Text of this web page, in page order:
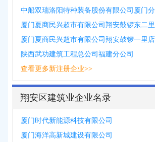
中船双瑞洛阳特种装备股份有限公司厦门分
厦门夏商民兴超市有限公司翔安鼓锣东二
厦门夏商民兴超市有限公司翔安鼓锣一里店
陕西武功建筑工程总公司福建分公司
查看更多新注册企业>>
翔安区建筑业企业名录
厦门时代新能源科技有限公司
厦门海洋高新城建设有限公司